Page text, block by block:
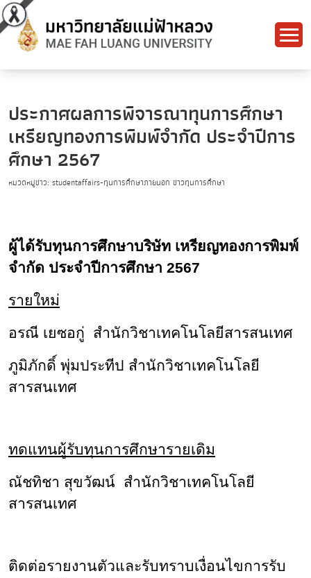
ประกาศผลการพิจารณาทุนการศึกษา
เหรียญทองการพิมพ์จำกัด ประจำปีการ
ศึกษา 2567
หมวดหมู่ข่าว: studentaffairs-ทุนการศึกษาภายนอก ข่าวทุนการศึกษา
ผู้ได้รับทุนการศึกษาบริษัท เหรียญทองการพิมพ์
จำกัด ประจำปีการศึกษา 2567
รายใหม่
อรณี เยซอกู่ สำนักวิชาเทคโนโลยีสารสนเทศ
ภูมิภักดิ์ พุ่มประทีป สำนักวิชาเทคโนโลยี
สารสนเทศ
ทดแทนผู้รับทุนการศึกษารายเดิม
ณัชทิชา สุขวัฒน์ สำนักวิชาเทคโนโลยี
สารสนเทศ
ติดต่อรายงานตัวและรับทราบเงื่อนไขการรับ